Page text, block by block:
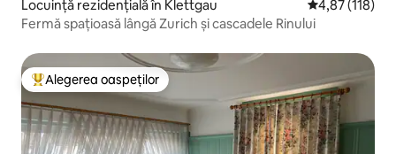
Locuință rezidențială în Klettgau Scor mediu
4,87 (118)
Fermă spațioasă lângă Zurich și cascadele Rinului
Locuință din topul categoriei Alegerea oaspeților
Alegerea oaspeților